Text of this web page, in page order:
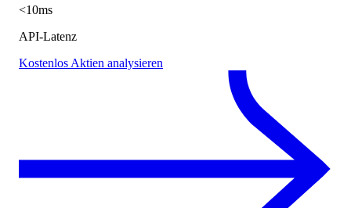
<10ms
API-Latenz
Kostenlos Aktien analysieren